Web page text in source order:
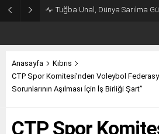
Anasayfa
Kıbrıs
CTP Spor Komitesi’nden Voleybol
Sorunlarının Aşılması İçin İş Birliği Şart”
CTP Spor